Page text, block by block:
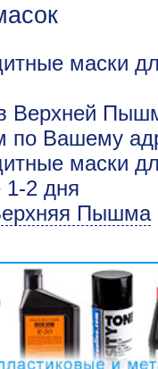
маски
Верхней
по Вашему
маски
1-2 дня
Пышма